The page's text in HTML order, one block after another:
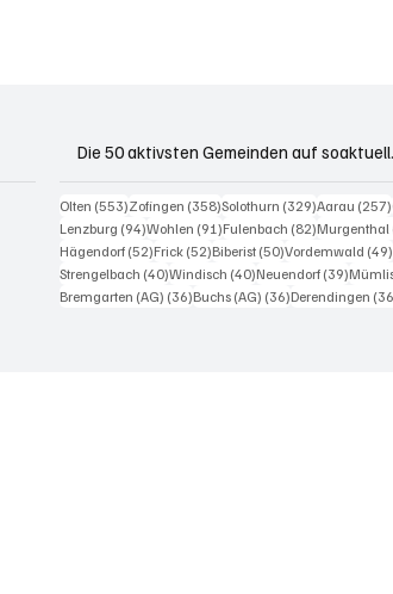
Die 50 aktivsten Gemeinden auf
Olten (553)553 Beiträge
Zofingen (358)358 Beiträge
Solothurn (329)329
Aarau (257)
Lenzburg (94)94 Beiträge
Wohlen (91)91 Beiträge
Fulenbach (82)82 Beiträge
Murgenthal
Hägendorf (52)52 Beiträge
Frick (52)52 Beiträge
Biberist (50)50 Beiträge
Vordemwald (49)
Strengelbach (40)40 Beiträge
Windisch (40)40 Beiträge
Neuendorf (39)39
Bremgarten (AG) (36)36 Beiträge
Buchs (AG) (36)36 Beiträge
Derendingen